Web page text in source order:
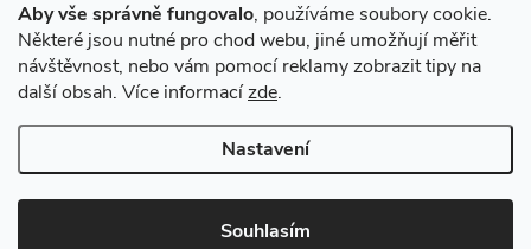
Aby vše správně fungovalo, používáme soubory cookie.
Některé jsou nutné pro chod webu, jiné umožňují měřit
návštěvnost, nebo vám pomocí reklamy zobrazit tipy na
další obsah. Více informacízde.
Nastavení
Souhlasím
Instagram
Copyright 2026Relax-postele.cz. Všechna práva vyhrazena.Upravit
nastavení cookies